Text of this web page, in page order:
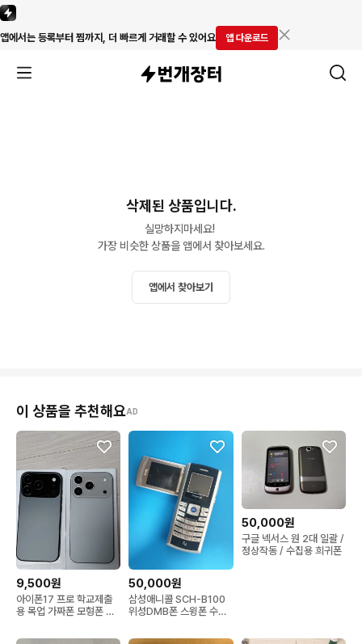
앱에서는 등록부터 찜까지, 더 빠르게 거래할 수 있어요 앱 다운로드
삭제된 상품입니다.
실망하지마세요!
가장 비슷한 상품을 앱에서 찾아보세요.
앱에서 찾아보기
이 상품을 추천해요AD
9,500원
아이폰17 프로 학교제출
용 목업 가짜폰 모형폰 목
50,000원
삼성애니콜 SCH-B100
위성DMB폰 스윙폰 수집
50,000원
구글 넥서스 원 2대 일괄 /
정상작동 / 수집용 희귀폰